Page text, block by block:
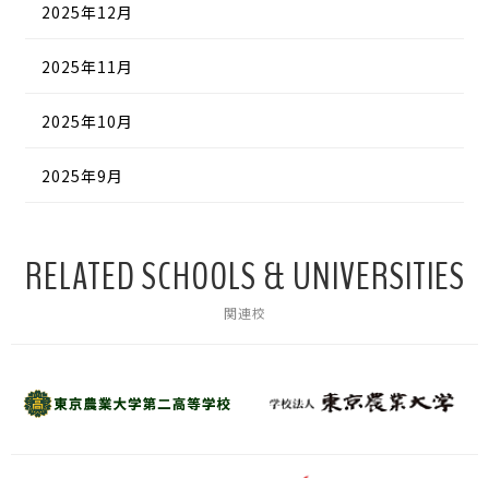
2025年12月
2025年11月
2025年10月
2025年9月
RELATED SCHOOLS & UNIVERSITIES
関連校